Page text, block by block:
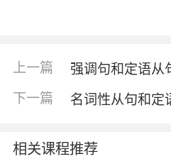
上一篇 强调句和定语从
下一篇 名词性从句和定
相关课程推荐